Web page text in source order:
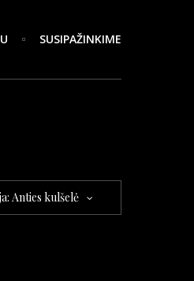
SUSIPAŽINKIME
Anties kulšelė